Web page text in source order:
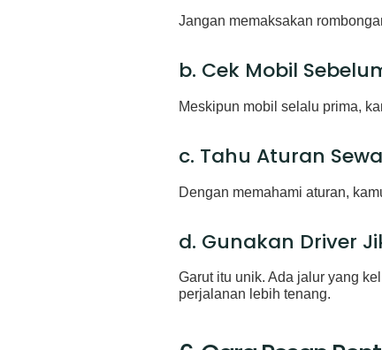
Jangan memaksakan
b. Cek Mobil
Meskipun mobil selalu prima,
c. Tahu Aturan Sewa
Dengan memahami aturan,
d. Gunakan Driver
Garut itu unik. Ada jalur yang
perjalanan lebih tenang.